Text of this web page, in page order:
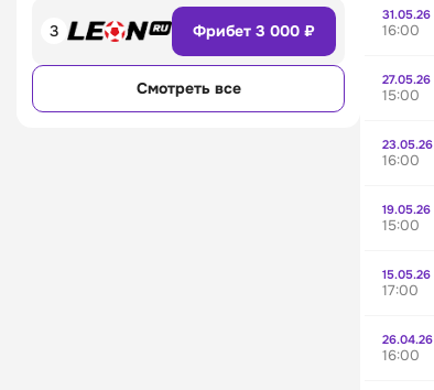
3 Фрибет 3 000 ₽
Смотреть все
31.05.26
16:00
27.05.26
15:00
23.05.26
16:00
19.05.26
15:00
15.05.26
17:00
26.04.26
16:00